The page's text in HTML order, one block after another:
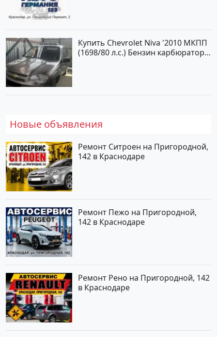
Купить Chevrolet Niva '2010 МКПП
(1698/80 л.с.) Бензин карбюратор
Новые объявления
Ремонт Ситроен на Пригородной,
142 в Краснодаре
Ремонт Пежо на Пригородной,
142 в Краснодаре
Ремонт Рено на Пригородной, 142
в Краснодаре